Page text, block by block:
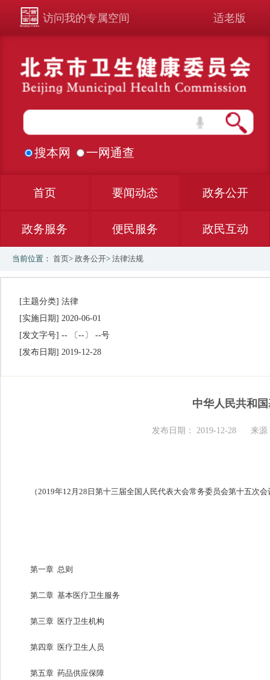
访问我的专属空间 适老版
搜本网 一网通查
首页 要闻动态 政务公开
政务服务 便民服务 政民互动
当前位置： 首页> 政务公开> 法律法规
[主题分类] 法律
[实施日期] 2020-06-01
[发文字号] -- 〔--〕 --号
[发布日期] 2019-12-28
中华人民共和
发布日期： 2019-12-28 来
（2019年12月28日第十三届全国人民代表大会常务委员会第十五次会
第一章 总则
第二章 基本医疗卫生服务
第三章 医疗卫生机构
第四章 医疗卫生人员
第五章 药品供应保障